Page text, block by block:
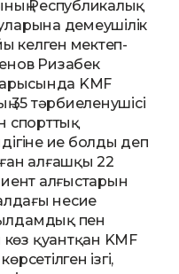
Республикалық
демеушілік
келген мектеп-
Ризабек
KMF
35 тәрбиеленушісі
спорттық
ие болды деп
алғашқы 22
алғыстарын
несие
пен
қуантқан KMF
ізгі,